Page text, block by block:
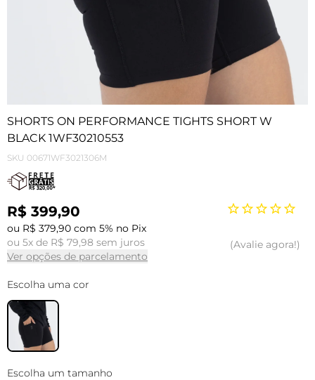
SHORTS ON PERFORMANCE TIGHTS SHORT W
BLACK 1WF30210553
SKU 00671WF3021306M
R$ 399,90
ou R$ 379,90 com 5% no Pix
ou 5x de R$ 79,98 sem juros
Ver opções de parcelamento
Avalie agora!
Escolha uma cor
Escolha um tamanho